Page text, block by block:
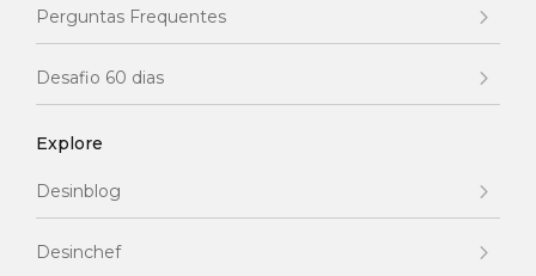
Perguntas Frequentes
Desafio 60 dias
Explore
Desinblog
Desinchef